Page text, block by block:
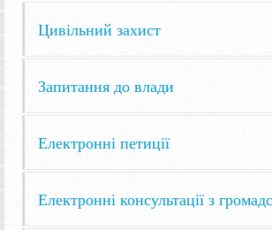
Цивільний захист
Запитання до влади
Електронні петиції
Електронні консультації з